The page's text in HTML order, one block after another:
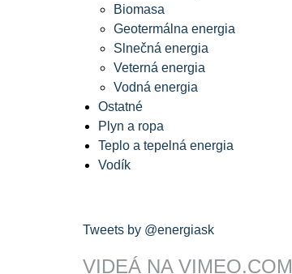
Biomasa
Geotermálna energia
Slnečná energia
Veterná energia
Vodná energia
Ostatné
Plyn a ropa
Teplo a tepelná energia
Vodík
Tweets by @energiask
VIDEÁ NA VIMEO.COM